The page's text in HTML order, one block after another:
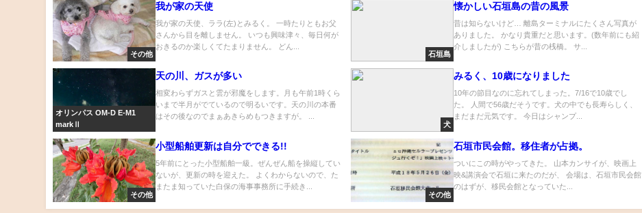
その他
我が家の天使
我が家の天使、ララ(左)とみるく。 一時たりともお父
さんから目を離しません。 いつも興味津々、毎日何が
おきるのか楽しくてたまりません。 どん...
石垣島
懐かしい石垣島の昔の風景
昔は知らないけど… 離島ターミナルにたくさん写真が
ありました。 かなり貴重だと思います。(数年前にも紹
介しましたが) こちらが昔の桟橋。 サ...
オリンパス OM-D E-M1
markⅡ
天の川、ガスが多い
相変わらずガスと雲が邪魔をします。月も午前1時くら
いまで半月がでているので明るいです。天の川の本番
はその後なのでまぁあきらめもつきますが。 ...
犬
みるく、10歳になりました
10年の節目なのに忘れてしまった。7/16で10歳でし
た。 人間で56歳だそうです。犬の中でも長寿らしく、
まだまだ元気です。 今日はシャンプ...
その他
小型船舶更新は自分でできる!!
5年前にとった小型船舶一級。ぜんぜん船を操縦してい
ないが、更新の時を迎えた。 よくわからないので、た
またま知っていた白保の海事事務所に手続き...
その他
石垣市民会館。移住者が占拠。
ついにこの時がやってきた。 山本カンサイが、映画上
映&講演会で石垣に来たのだが、 会場は、石垣市民会館
のはずが、移民会館となっていた...